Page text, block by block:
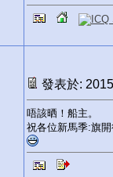
發表於:
唔該晒！船主。
祝各位新馬季:旗